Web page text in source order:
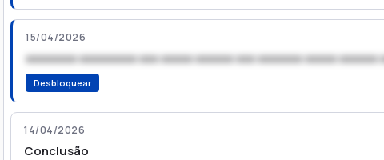
15/04/2026
xxxxxxxx xxxxxxxxx xxx xxxxx xxxxxx xxx xxxxxxx xxxxx xxxxxx
Desbloquear
14/04/2026
Conclusão